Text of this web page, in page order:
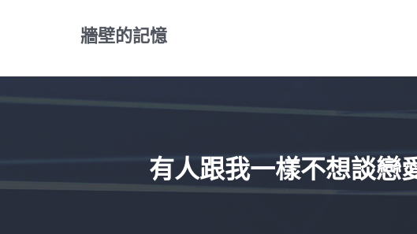
牆壁的記憶
有人跟我一樣不想談戀